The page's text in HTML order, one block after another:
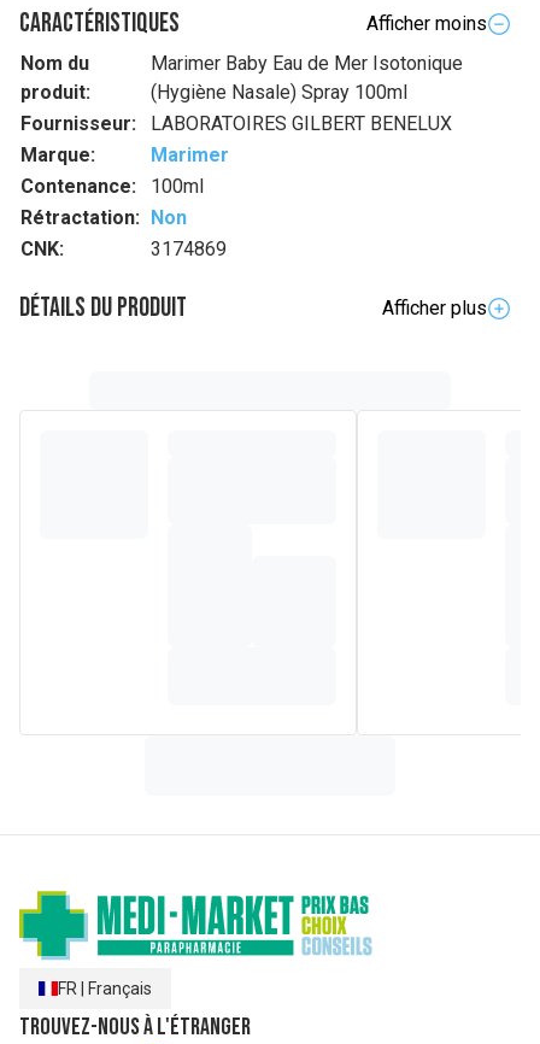
Caractéristiques
Afficher moins
Nom du
produit:
Marimer Baby Eau de Mer Isotonique
(Hygiène Nasale) Spray 100ml
Fournisseur:
LABORATOIRES GILBERT BENELUX
Marque:
Marimer
Contenance:
100ml
Rétractation: Non
CNK:
3174869
Détails du produit
Afficher plus
---
FR Français
Trouvez-nous à l'étranger